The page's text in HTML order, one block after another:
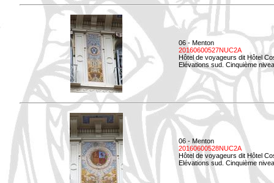
06 - Menton
20160600527NUC2A
Hôtel de voyageurs dit Hôtel
Elévations sud. Cinquième
06 - Menton
20160600528NUC2A
Hôtel de voyageurs dit Hôtel
Elévations sud. Cinquième